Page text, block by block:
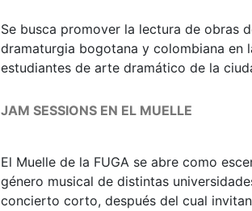
Se busca promover la lectura de obras
dramaturgia bogotana y colombiana en
estudiantes de arte dramático de la
JAM SESSIONS EN EL MUELLE
El Muelle de la FUGA se abre como
género musical de distintas
concierto corto, después del cual